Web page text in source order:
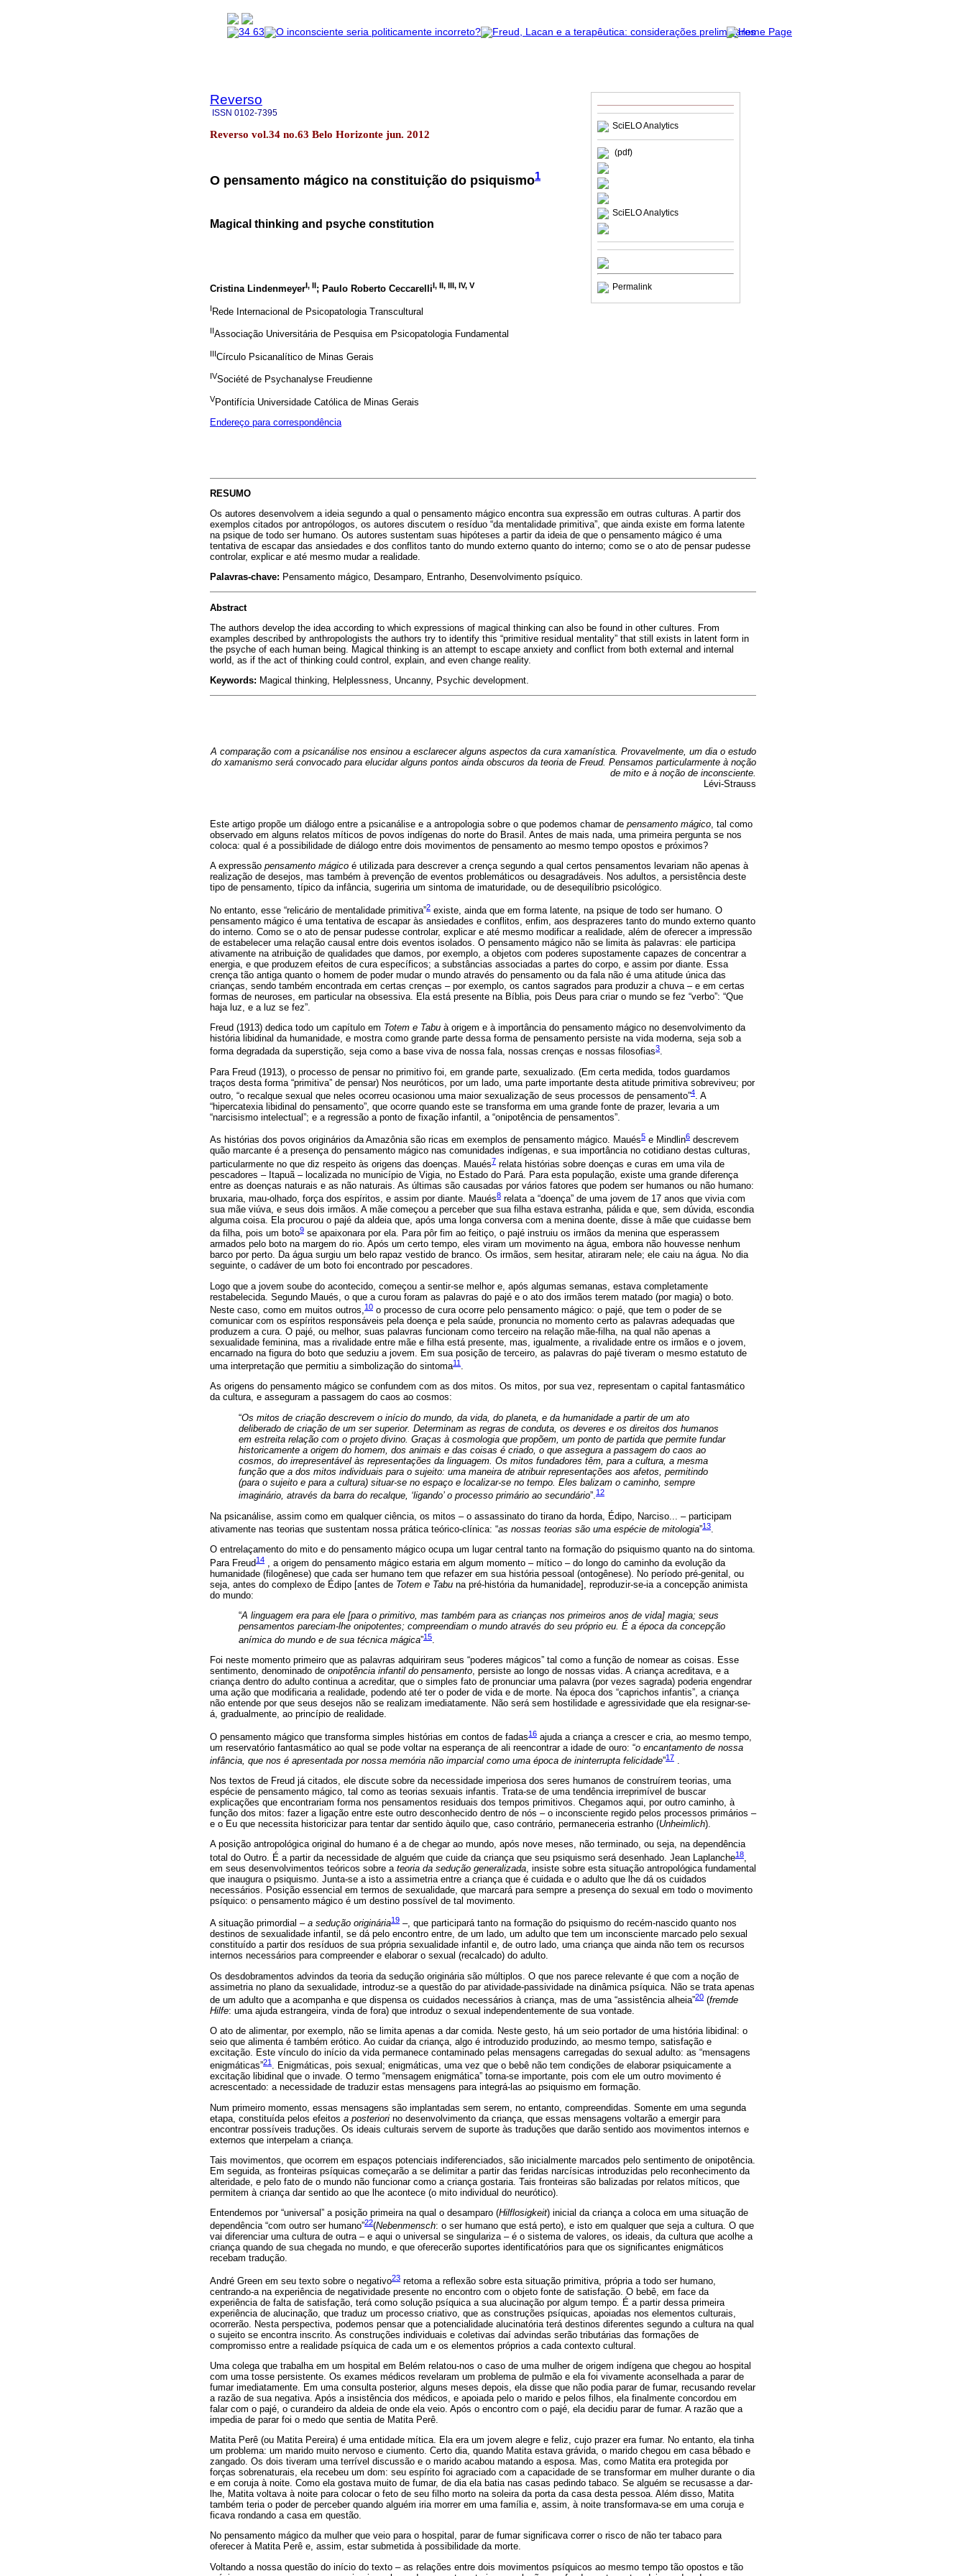
SciELO Analytics
(pdf)
SciELO Analytics
Permalink
Reverso
ISSN 0102-7395
Reverso vol.34 no.63 Belo Horizonte jun. 2012
O pensamento mágico na constituição do psiquismo1
Magical thinking and psyche constitution
Cristina LindenmeyerI, II; Paulo Roberto CeccarelliI, II, III, IV, V
I Rede Internacional de Psicopatologia Transcultural
IIAssociação Universitária de Pesquisa em Psicopatologia Fundamental
IIICírculo Psicanalítico de Minas Gerais
IVSociété de Psychanalyse Freudienne
VPontifícia Universidade Católica de Minas Gerais
Endereço para correspondência
RESUMO
Os autores desenvolvem a ideia segundo a qual o pensamento mágico encontra sua expressão em outras culturas. A partir dos
exemplos citados por antropólogos, os autores discutem o resíduo “da mentalidade primitiva”, que ainda existe em forma latente
na psique de todo ser humano. Os autores sustentam suas hipóteses a partir da ideia de que o pensamento mágico é uma
tentativa de escapar das ansiedades e dos conflitos tanto do mundo externo quanto do interno; como se o ato de pensar pudesse
controlar, explicar e até mesmo mudar a realidade.
Palavras-chave: Pensamento mágico, Desamparo, Entranho, Desenvolvimento psíquico.
Abstract
The authors develop the idea according to which expressions of magical thinking can also be found in other cultures. From
examples described by anthropologists the authors try to identify this “primitive residual mentality” that still exists in latent form in
the psyche of each human being. Magical thinking is an attempt to escape anxiety and conflict from both external and internal
world, as if the act of thinking could control, explain, and even change reality.
Keywords: Magical thinking, Helplessness, Uncanny, Psychic development.
A comparação com a psicanálise nos ensinou a esclarecer alguns aspectos da cura xamanística. Provavelmente, um dia o estudo
do xamanismo será convocado para elucidar alguns pontos ainda obscuros da teoria de Freud. Pensamos particularmente à noção
de mito e à noção de inconsciente.
Lévi-Strauss
Este artigo propõe um diálogo entre a psicanálise e a antropologia sobre o que podemos chamar de pensamento mágico, tal como
observado em alguns relatos míticos de povos indígenas do norte do Brasil. Antes de mais nada, uma primeira pergunta se nos
coloca: qual é a possibilidade de diálogo entre dois movimentos de pensamento ao mesmo tempo opostos e próximos?
A expressão pensamento mágico é utilizada para descrever a crença segundo a qual certos pensamentos levariam não apenas à
realização de desejos, mas também à prevenção de eventos problemáticos ou desagradáveis. Nos adultos, a persistência deste
tipo de pensamento, típico da infância, sugeriria um sintoma de imaturidade, ou de desequilíbrio psicológico.
No entanto, esse “relicário de mentalidade primitiva”2 existe, ainda que em forma latente, na psique de todo ser humano. O
pensamento mágico é uma tentativa de escapar às ansiedades e conflitos, enfim, aos desprazeres tanto do mundo externo quanto
do interno. Como se o ato de pensar pudesse controlar, explicar e até mesmo modificar a realidade, além de oferecer a impressão
de estabelecer uma relação causal entre dois eventos isolados. O pensamento mágico não se limita às palavras: ele participa
ativamente na atribuição de qualidades que damos, por exemplo, a objetos com poderes supostamente capazes de concentrar a
energia, e que produzem efeitos de cura específicos; a substâncias associadas a partes do corpo, e assim por diante. Essa
crença tão antiga quanto o homem de poder mudar o mundo através do pensamento ou da fala não é uma atitude única das
crianças, sendo também encontrada em certas crenças – por exemplo, os cantos sagrados para produzir a chuva – e em certas
formas de neuroses, em particular na obsessiva. Ela está presente na Bíblia, pois Deus para criar o mundo se fez “verbo”: “Que
haja luz, e a luz se fez”.
Freud (1913) dedica todo um capítulo em Totem e Tabu à origem e à importância do pensamento mágico no desenvolvimento da
história libidinal da humanidade, e mostra como grande parte dessa forma de pensamento persiste na vida moderna, seja sob a
forma degradada da superstição, seja como a base viva de nossa fala, nossas crenças e nossas filosofias3.
Para Freud (1913), o processo de pensar no primitivo foi, em grande parte, sexualizado. (Em certa medida, todos guardamos
traços desta forma “primitiva” de pensar) Nos neuróticos, por um lado, uma parte importante desta atitude primitiva sobreviveu; por
outro, “o recalque sexual que neles ocorreu ocasionou uma maior sexualização de seus processos de pensamento”4 . A
“hipercatexia libidinal do pensamento”, que ocorre quando este se transforma em uma grande fonte de prazer, levaria a um
“narcisismo intelectual”; e a regressão a ponto de fixação infantil, a “onipotência de pensamentos”.
As histórias dos povos originários da Amazônia são ricas em exemplos de pensamento mágico. Maués5 e Mindlin6 descrevem
quão marcante é a presença do pensamento mágico nas comunidades indígenas, e sua importância no cotidiano destas culturas,
particularmente no que diz respeito às origens das doenças. Maués7 relata histórias sobre doenças e curas em uma vila de
pescadores – Itapuã – localizada no município de Vigia, no Estado do Pará. Para esta população, existe uma grande diferença
entre as doenças naturais e as não naturais. As últimas são causadas por vários fatores que podem ser humanos ou não humano:
bruxaria, mau-olhado, força dos espíritos, e assim por diante. Maués8 relata a “doença” de uma jovem de 17 anos que vivia com
sua mãe viúva, e seus dois irmãos. A mãe começou a perceber que sua filha estava estranha, pálida e que, sem dúvida, escondia
alguma coisa. Ela procurou o pajé da aldeia que, após uma longa conversa com a menina doente, disse à mãe que cuidasse bem
da filha, pois um boto9 se apaixonara por ela. Para pôr fim ao feitiço, o pajé instruiu os irmãos da menina que esperassem
armados pelo boto na margem do rio. Após um certo tempo, eles viram um movimento na água, embora não houvesse nenhum
barco por perto. Da água surgiu um belo rapaz vestido de branco. Os irmãos, sem hesitar, atiraram nele; ele caiu na água. No dia
seguinte, o cadáver de um boto foi encontrado por pescadores.
Logo que a jovem soube do acontecido, começou a sentir-se melhor e, após algumas semanas, estava completamente
restabelecida. Segundo Maués, o que a curou foram as palavras do pajé e o ato dos irmãos terem matado (por magia) o boto.
Neste caso, como em muitos outros, 10 o processo de cura ocorre pelo pensamento mágico: o pajé, que tem o poder de se
comunicar com os espíritos responsáveis pela doença e pela saúde, pronuncia no momento certo as palavras adequadas que
produzem a cura. O pajé, ou melhor, suas palavras funcionam como terceiro na relação mãe-filha, na qual não apenas a
sexualidade feminina, mas a rivalidade entre mãe e filha está presente, mas, igualmente, a rivalidade entre os irmãos e o jovem,
encarnado na figura do boto que seduziu a jovem. Em sua posição de terceiro, as palavras do pajé tiveram o mesmo estatuto de
uma interpretação que permitiu a simbolização do sintoma11 .
As origens do pensamento mágico se confundem com as dos mitos. Os mitos, por sua vez, representam o capital fantasmático
da cultura, e asseguram a passagem do caos ao cosmos:
“Os mitos de criação descrevem o início do mundo, da vida, do planeta, e da humanidade a partir de um ato
deliberado de criação de um ser superior. Determinam as regras de conduta, os deveres e os direitos dos humanos
em estreita relação com o projeto divino. Graças à cosmologia que propõem, um ponto de partida que permite fundar
historicamente a origem do homem, dos animais e das coisas é criado, o que assegura a passagem do caos ao
cosmos, do irrepresentável às representações da linguagem. Os mitos fundadores têm, para a cultura, a mesma
função que a dos mitos individuais para o sujeito: uma maneira de atribuir representações aos afetos, permitindo
(para o sujeito e para a cultura) situar-se no espaço e localizar-se no tempo. Eles balizam o caminho, sempre
imaginário, através da barra do recalque, ‘ligando’ o processo primário ao secundário”.12
Na psicanálise, assim como em qualquer ciência, os mitos – o assassinato do tirano da horda, Édipo, Narciso... – participam
ativamente nas teorias que sustentam nossa prática teórico-clínica: “as nossas teorias são uma espécie de mitologia”13.
O entrelaçamento do mito e do pensamento mágico ocupa um lugar central tanto na formação do psiquismo quanto na do sintoma.
Para Freud14
, a origem do pensamento mágico estaria em algum momento – mítico – do longo do caminho da evolução da
humanidade (filogênese) que cada ser humano tem que refazer em sua história pessoal (ontogênese). No período pré-genital, ou
seja, antes do complexo de Édipo [antes de Totem e Tabu na pré-história da humanidade], reproduzir-se-ia a concepção animista
do mundo:
“A linguagem era para ele [para o primitivo, mas também para as crianças nos primeiros anos de vida] magia; seus
pensamentos pareciam-lhe onipotentes; compreendiam o mundo através do seu próprio eu. É a época da concepção
anímica do mundo e de sua técnica mágica”15
Foi neste momento primeiro que as palavras adquiriram seus “poderes mágicos” tal como a função de nomear as coisas. Esse
sentimento, denominado de onipotência infantil do pensamento, persiste ao longo de nossas vidas. A criança acreditava, e a
criança dentro do adulto continua a acreditar, que o simples fato de pronunciar uma palavra (por vezes sagrada) poderia engendrar
uma ação que modificaria a realidade, podendo até ter o poder de vida e de morte. Na época dos “caprichos infantis”, a criança
não entende por que seus desejos não se realizam imediatamente. Não será sem hostilidade e agressividade que ela resignar-se-
á, gradualmente, ao princípio de realidade.
O pensamento mágico que transforma simples histórias em contos de fadas16 ajuda a criança a crescer e cria, ao mesmo tempo,
um reservatório fantasmático ao qual se pode voltar na esperança de ali reencontrar a idade de ouro: “o encantamento de nossa
infância, que nos é apresentada por nossa memória não imparcial como uma época de ininterrupta felicidade”17 .
Nos textos de Freud já citados, ele discute sobre da necessidade imperiosa dos seres humanos de construírem teorias, uma
espécie de pensamento mágico, tal como as teorias sexuais infantis. Trata-se de uma tendência irreprimível de buscar
explicações que encontrariam forma nos pensamentos residuais dos tempos primitivos. Chegamos aqui, por outro caminho, à
função dos mitos: fazer a ligação entre este outro desconhecido dentro de nós – o inconsciente regido pelos processos primários –
e o Eu que necessita historicizar para tentar dar sentido àquilo que, caso contrário, permaneceria estranho (Unheimlich).
A posição antropológica original do humano é a de chegar ao mundo, após nove meses, não terminado, ou seja, na dependência
total do Outro. É a partir da necessidade de alguém que cuide da criança que seu psiquismo será desenhado. Jean Laplanche18
em seus desenvolvimentos teóricos sobre a teoria da sedução generalizada , insiste sobre esta situação antropológica fundamental
que inaugura o psiquismo. Junta-se a isto a assimetria entre a criança que é cuidada e o adulto que lhe dá os cuidados
necessários. Posição essencial em termos de sexualidade, que marcará para sempre a presença do sexual em todo o movimento
psíquico: o pensamento mágico é um destino possível de tal movimento.
A situação primordial – a sedução originária19 –, que participará tanto na formação do psiquismo do recém-nascido quanto nos
destinos de sexualidade infantil, se dá pelo encontro entre, de um lado, um adulto que tem um inconsciente marcado pelo sexual
constituído a partir dos resíduos de sua própria sexualidade infantil e, de outro lado, uma criança que ainda não tem os recursos
internos necessários para compreender e elaborar o sexual (recalcado) do adulto.
Os desdobramentos advindos da teoria da sedução originária são múltiplos. O que nos parece relevante é que com a noção de
assimetria no plano da sexualidade, introduz-se a questão do par atividade-passividade na dinâmica psíquica. Não se trata apenas
de um adulto que a acompanha e que dispensa os cuidados necessários à criança, mas de uma “assistência alheia”20 (fremde
Hilfe: uma ajuda estrangeira, vinda de fora) que introduz o sexual independentemente de sua vontade.
O ato de alimentar, por exemplo, não se limita apenas a dar comida. Neste gesto, há um seio portador de uma história libidinal: o
seio que alimenta é também erótico. Ao cuidar da criança, algo é introduzido produzindo, ao mesmo tempo, satisfação e
excitação. Este vínculo do início da vida permanece contaminado pelas mensagens carregadas do sexual adulto: as “mensagens
enigmáticas”21 . Enigmáticas, pois sexual; enigmáticas, uma vez que o bebê não tem condições de elaborar psiquicamente a
excitação libidinal que o invade. O termo “mensagem enigmática” torna-se importante, pois com ele um outro movimento é
acrescentado: a necessidade de traduzir estas mensagens para integrá-las ao psiquismo em formação.
Num primeiro momento, essas mensagens são implantadas sem serem, no entanto, compreendidas. Somente em uma segunda
etapa, constituída pelos efeitos a posteriori no desenvolvimento da criança, que essas mensagens voltarão a emergir para
encontrar possíveis traduções. Os ideais culturais servem de suporte às traduções que darão sentido aos movimentos internos e
externos que interpelam a criança.
Tais movimentos, que ocorrem em espaços potenciais indiferenciados, são inicialmente marcados pelo sentimento de onipotência.
Em seguida, as fronteiras psíquicas começarão a se delimitar a partir das feridas narcísicas introduzidas pelo reconhecimento da
alteridade, e pelo fato de o mundo não funcionar como a criança gostaria. Tais fronteiras são balizadas por relatos míticos, que
permitem à criança dar sentido ao que lhe acontece (o mito individual do neurótico).
Entendemos por “universal” a posição primeira na qual o desamparo (Hilflosigkeit) inicial da criança a coloca em uma situação de
dependência “com outro ser humano”22(Nebenmensch: o ser humano que está perto), e isto em qualquer que seja a cultura. O que
vai diferenciar uma cultura de outra – e aqui o universal se singulariza – é o sistema de valores, os ideais, da cultura que acolhe a
criança quando de sua chegada no mundo, e que oferecerão suportes identificatórios para que os significantes enigmáticos
recebam tradução.
André Green em seu texto sobre o negativo23 retoma a reflexão sobre esta situação primitiva, própria a todo ser humano,
centrando-a na experiência de negatividade presente no encontro com o objeto fonte de satisfação. O bebê, em face da
experiência de falta de satisfação, terá como solução psíquica a sua alucinação por algum tempo. É a partir dessa primeira
experiência de alucinação, que traduz um processo criativo, que as construções psíquicas, apoiadas nos elementos culturais,
ocorrerão. Nesta perspectiva, podemos pensar que a potencialidade alucinatória terá destinos diferentes segundo a cultura na qual
o sujeito se encontra inscrito. As construções individuais e coletivas daí advindas serão tributárias das formações de
compromisso entre a realidade psíquica de cada um e os elementos próprios a cada contexto cultural.
Uma colega que trabalha em um hospital em Belém relatou-nos o caso de uma mulher de origem indígena que chegou ao hospital
com uma tosse persistente. Os exames médicos revelaram um problema de pulmão e ela foi vivamente aconselhada a parar de
fumar imediatamente. Em uma consulta posterior, alguns meses depois, ela disse que não podia parar de fumar, recusando revelar
a razão de sua negativa. Após a insistência dos médicos, e apoiada pelo o marido e pelos filhos, ela finalmente concordou em
falar com o pajé, o curandeiro da aldeia de onde ela veio. Após o encontro com o pajé, ela decidiu parar de fumar. A razão que a
impedia de parar foi o medo que sentia de Matita Perê.
Matita Perê (ou Matita Pereira) é uma entidade mítica. Ela era um jovem alegre e feliz, cujo prazer era fumar. No entanto, ela tinha
um problema: um marido muito nervoso e ciumento. Certo dia, quando Matita estava grávida, o marido chegou em casa bêbado e
zangado. Os dois tiveram uma terrível discussão e o marido acabou matando a esposa. Mas, como Matita era protegida por
forças sobrenaturais, ela recebeu um dom: seu espírito foi agraciado com a capacidade de se transformar em mulher durante o dia
e em coruja à noite. Como ela gostava muito de fumar, de dia ela batia nas casas pedindo tabaco. Se alguém se recusasse a dar-
lhe, Matita voltava à noite para colocar o feto de seu filho morto na soleira da porta da casa desta pessoa. Além disso, Matita
também teria o poder de perceber quando alguém iria morrer em uma família e, assim, à noite transformava-se em uma coruja e
ficava rondando a casa em questão.
No pensamento mágico da mulher que veio para o hospital, parar de fumar significava correr o risco de não ter tabaco para
oferecer à Matita Perê e, assim, estar submetida à possibilidade da morte.
Voltando a nossa questão do início do texto – as relações entre dois movimentos psíquicos ao mesmo tempo tão opostos e tão